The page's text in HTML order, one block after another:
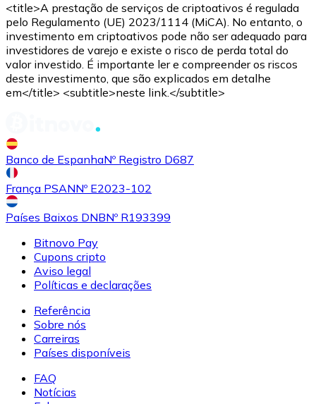
<title>A prestação de serviços de criptoativos é regulada
pelo Regulamento (UE) 2023/1114 (MiCA). No entanto, o
investimento em criptoativos pode não ser adequado para
investidores de varejo e existe o risco de perda total do
valor investido. É importante ler e compreender os riscos
deste investimento, que são explicados em detalhe
em</title> <subtitle>neste link.</subtitle>
Banco de EspanhaNº Registro D687
França PSANNº E2023-102
Países Baixos DNBNº R193399
Bitnovo Pay
Cupons cripto
Aviso legal
Políticas e declarações
Referência
Sobre nós
Carreiras
Países disponíveis
FAQ
Notícias